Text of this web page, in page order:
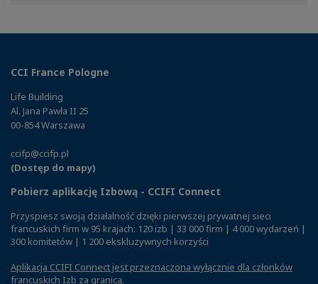
CCI France Pologne
Life Building
Al. Jana Pawła II 25
00-854 Warszawa
ccifp@ccifp.pl
(Dostęp do mapy)
Pobierz aplikację Izbową - CCIFI Connect
Przyspiesz swoją działalność dzięki pierwszej prywatnej sieci
francuskich firm w 95 krajach: 120 izb | 33 000 firm | 4 000 wydarzeń |
300 komitetów | 1 200 ekskluzywnych korzyści
Aplikacja CCIFI Connect jest przeznaczona wyłącznie dla członków
francuskich Izb za granicą.